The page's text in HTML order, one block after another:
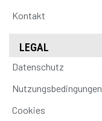
Kontakt
LEGAL
Datenschutz
Nutzungsbedingungen
Cookies